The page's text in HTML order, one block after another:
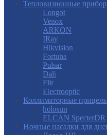
Тепловизионные
Longot
Venox
ARKON
IRay
Hikvision
Fortuna
Pulsar
Dali
Flir
Electrooptic
Коллиматорные
holosun
ELCAN SpecterDR
Ночные насадки для